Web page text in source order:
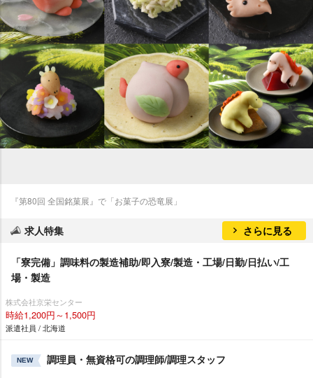
『第80回 全国銘菓展』で「お菓子の恐竜展」
求人特集 さらに見る
「寮完備」調味料の製造補助/即入寮/製造・工場/日勤/日払い/工
場・製造
株式会社京栄センター
時給1,200円～1,500円
派遣社員 / 北海道
NEW 調理員・無資格可の調理師/調理スタッフ